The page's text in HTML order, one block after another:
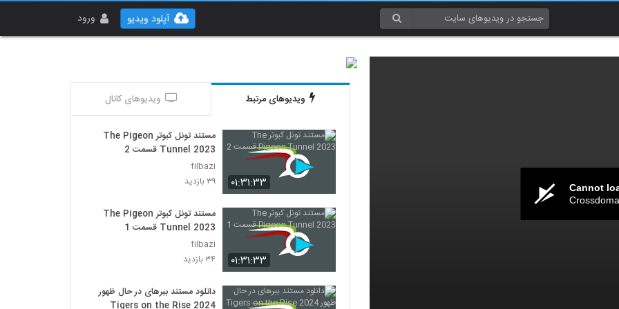
ورود آپلود ویدیو
Cannot
ویدیوهای مرتبط ویدیوهای کانال
۰۱:۳۱:۳۳
مستند تونل کبوتر The Pigeon
Tunnel 2023 قسمت 2
filbazi
۳۹ بازدید
۰۱:۳۱:۳۳
مستند تونل کبوتر The Pigeon
Tunnel 2023 قسمت 1
filbazi
۳۴ بازدید
دانلود مستند ببرهای در حال ظهور
Tigers on the Rise 2024